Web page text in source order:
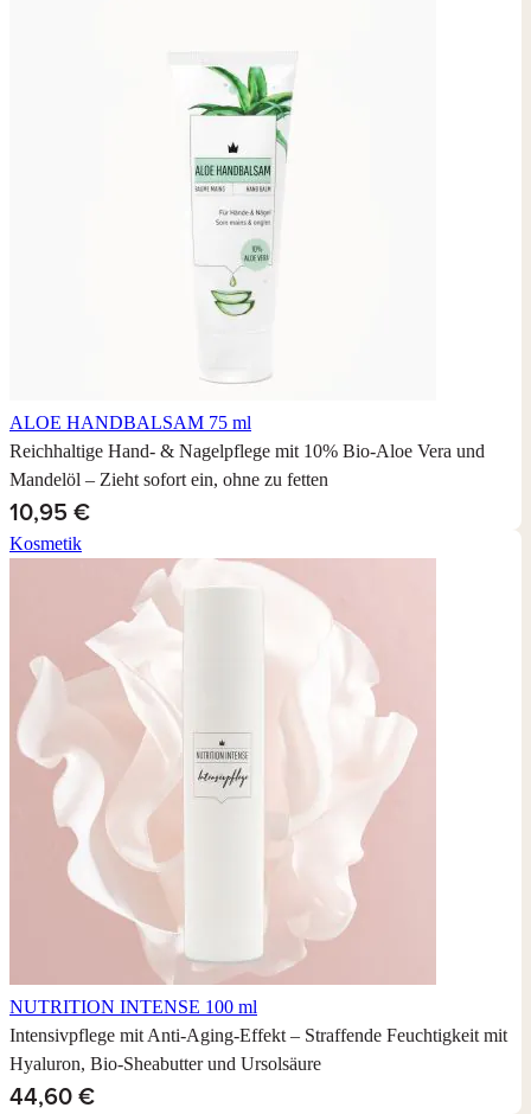
ALOE HANDBALSAM 75 ml
Reichhaltige Hand- & Nagelpflege mit 10% Bio-Aloe Vera und
Mandelöl – Zieht sofort ein, ohne zu fetten
10,95 €
Kosmetik
NUTRITION INTENSE 100 ml
Intensivpflege mit Anti-Aging-Effekt – Straffende Feuchtigkeit mit
Hyaluron, Bio-Sheabutter und Ursolsäure
44,60 €